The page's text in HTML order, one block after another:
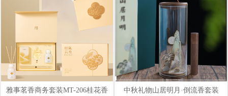
雅事茗香商务套装MT-206桂花香 中秋礼物山居明月·倒流香套装